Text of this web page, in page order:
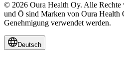
© 2026 Oura Health Oy. Alle
und Ō sind Marken von Oura Health
Genehmigung verwendet werden.
Deutsch